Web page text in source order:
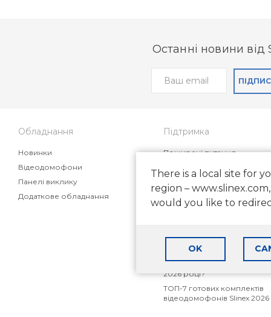
There is a local site for
region – www.slinex.com,
would you like to
OK
Останні новини від
Обладнання
Новинки
Відеодомофони
Панелі виклику
Додаткове обладнання
Підтримка
Поширені питання
Маркетингові матеріали
партнерів
Як вибрати відеодомофон
квартири
Аналоговий, AHD чи IP
відеодомофон: що
2026 році?
ТОП-7 готових комплектів
відеодомофонів Slinex 2026